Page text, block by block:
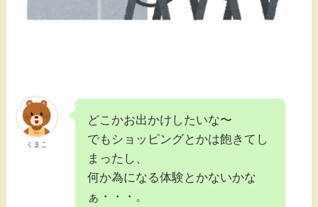
くまこ
どこかお出かけしたいな〜
でもショッピングとかは飽きてし
まったし、
何か為になる体験とかないかな
ぁ・・・。